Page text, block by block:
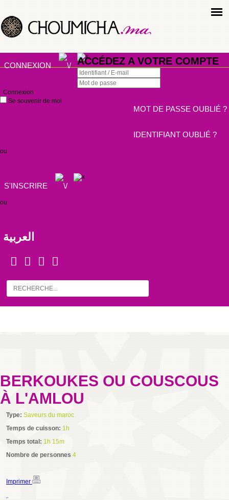
CONNEXION ACCÉDEZ A VOTRE COMPTE
Connexion
Se souvenir de moi
MOT DE PASSE OUBLIÉ ?
IDENTIFIANT OUBLIÉ ?
ou
S'INSCRIRE
ou
العربية
BERKOUKES OU COUSCOUS
À L'AMLOU
Type: Saveurs du maroc
Temps de cuisson: 1h
Temps total: 1h 15m
Nombre de personnes 4
Imprimer